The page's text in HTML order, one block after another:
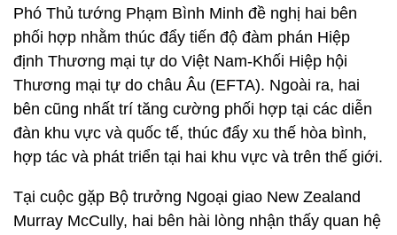
Phó Thủ tướng Phạm Bình Minh đề nghị hai bên
phối hợp nhằm thúc đẩy tiến độ đàm phán Hiệp
định Thương mại tự do Việt Nam-Khối Hiệp hội
Thương mại tự do châu Âu (EFTA). Ngoài ra, hai
bên cũng nhất trí tăng cường phối hợp tại các diễn
đàn khu vực và quốc tế, thúc đẩy xu thế hòa bình,
hợp tác và phát triển tại hai khu vực và trên thế giới.
Tại cuộc gặp Bộ trưởng Ngoại giao New Zealand
Murray McCully, hai bên hài lòng nhận thấy quan hệ